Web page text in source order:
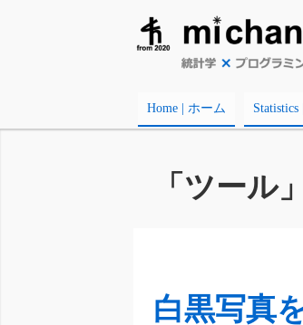
Home | ホーム
「ツール
白黒写真